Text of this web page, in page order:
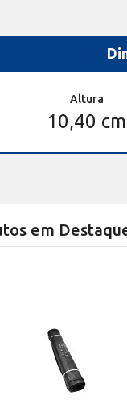
Altura
10,40 cm
em